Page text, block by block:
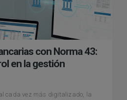
con Norma 43:
en la gestión
cada vez más digitalizado, la